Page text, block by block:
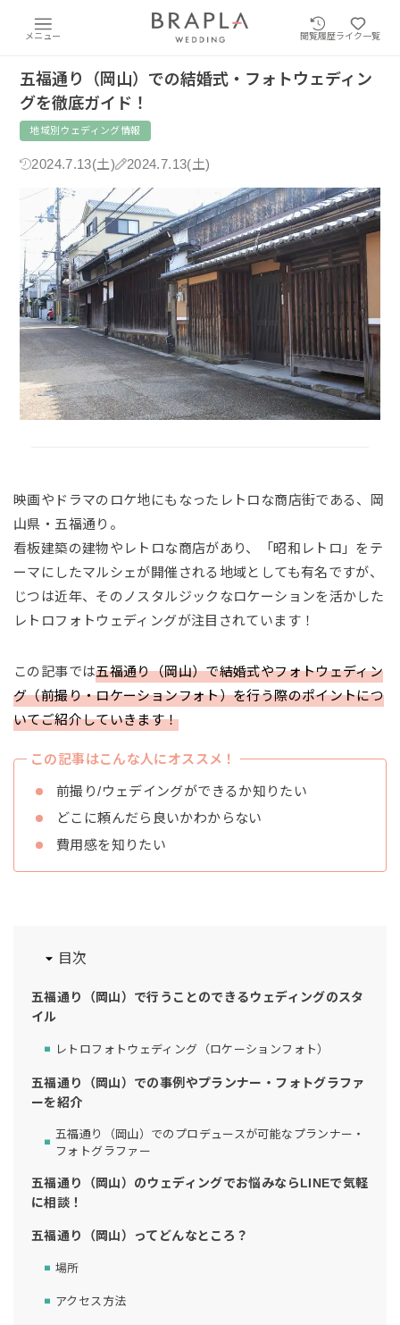
メニュー 閲覧履歴ライク一覧
五福通り（岡山）での結婚式・フォトウェディン
グを徹底ガイド！
地域別ウェディング情報
2024.7.13(土) 2024.7.13(土)
映画やドラマのロケ地にもなったレトロな商店街である、岡
山県・五福通り。
看板建築の建物やレトロな商店があり、「昭和レトロ」をテ
ーマにしたマルシェが開催される地域としても有名ですが、
じつは近年、そのノスタルジックなロケーションを活かした
レトロフォトウェディングが注目されています！
この記事では五福通り（岡山）で結婚式やフォトウェディン
グ（前撮り・ロケーションフォト）を行う際のポイントにつ
いてご紹介していきます！
この記事はこんな人にオススメ！
前撮り/ウェデイングができるか知りたい
どこに頼んだら良いかわからない
費用感を知りたい
目次
五福通り（岡山）で行うことのできるウェディングのスタ
イル
レトロフォトウェディング（ロケーションフォト）
五福通り（岡山）での事例やプランナー・フォトグラファ
ーを紹介
五福通り（岡山）でのプロデュースが可能なプランナー・
フォトグラファー
五福通り（岡山）のウェディングでお悩みならLINEで気軽
に相談！
五福通り（岡山）ってどんなところ？
場所
アクセス方法